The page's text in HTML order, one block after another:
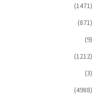
(1471)
(871)
(9)
(1212)
(3)
(4988)